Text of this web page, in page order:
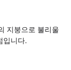
지붕으로 불리울
입니다.